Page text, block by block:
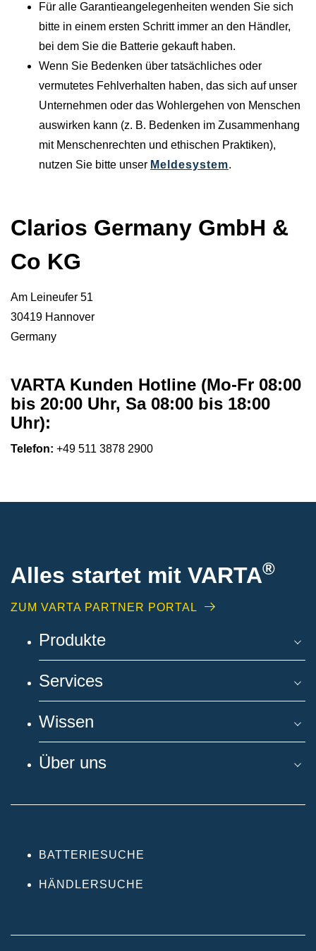
Für alle Garantieangelegenheiten wenden Sie sich
bitte in einem ersten Schritt immer an den Händler,
bei dem Sie die Batterie gekauft haben.
Wenn Sie Bedenken über tatsächliches oder
vermutetes Fehlverhalten haben, das sich auf unser
Unternehmen oder das Wohlergehen von Menschen
auswirken kann (z. B. Bedenken im Zusammenhang
mit Menschenrechten und ethischen Praktiken),
nutzen Sie bitte unser Meldesystem.
Clarios Germany GmbH &
Co KG
Am Leineufer 51
30419 Hannover
Germany
VARTA Kunden Hotline (Mo-Fr 08:00
bis 20:00 Uhr, Sa 08:00 bis 18:00
Uhr):
Telefon: +49 511 3878 2900
Alles startet mit VARTA®
ZUM VARTA PARTNER PORTAL
Produkte
Services
Wissen
Über uns
BATTERIESUCHE
HÄNDLERSUCHE